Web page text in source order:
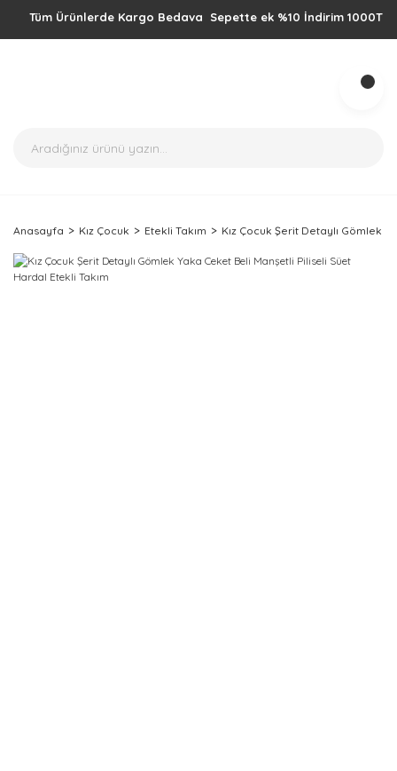
Tüm Ürünlerde Kargo Bedava Sepette ek %10 İndirim 1000TL
Anasayfa Kız Çocuk Etekli Takım Kız Çocuk Şerit Detaylı Gömlek